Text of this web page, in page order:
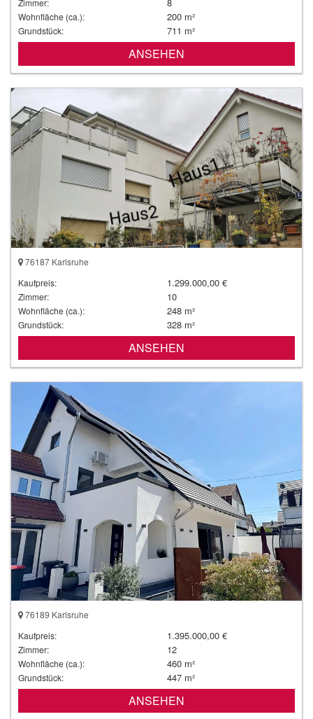
Zimmer:
Wohnfläche (ca.): 200 m²
Grundstück: 711 m²
ANSEHEN
76187 Karlsruhe
Kaufpreis:
1.299.000,00 €
Zimmer: 10
Wohnfläche (ca.): 248 m²
Grundstück: 328 m²
ANSEHEN
76189 Karlsruhe
Kaufpreis:
1.395.000,00 €
Zimmer: 12
Wohnfläche (ca.): 460 m²
Grundstück: 447 m²
ANSEHEN